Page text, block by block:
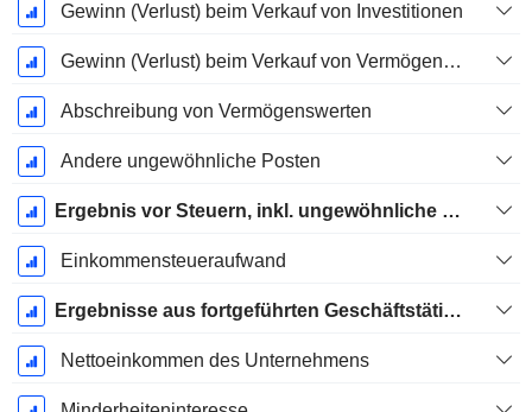
Gewinn (Verlust) beim Verkauf von Investitionen
Gewinn (Verlust) beim Verkauf von Vermögenswerten
Abschreibung von Vermögenswerten
Andere ungewöhnliche Posten
Ergebnis vor Steuern, inkl. ungewöhnliche Posten
Einkommensteueraufwand
Ergebnisse aus fortgeführten Geschäftstätigkeiten
Nettoeinkommen des Unternehmens